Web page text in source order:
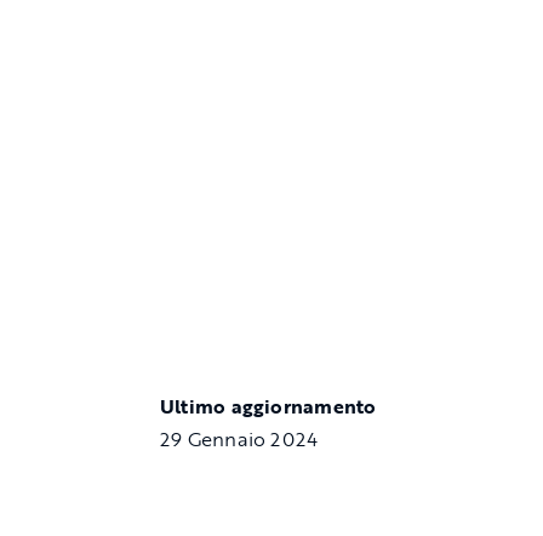
Ultimo aggiornamento
29 Gennaio 2024